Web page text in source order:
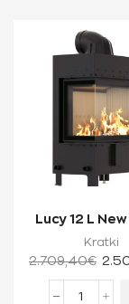
Lucy 12 L New
Ενεργειακό
Ξύλου Δύο
Kratki
2.709,40€